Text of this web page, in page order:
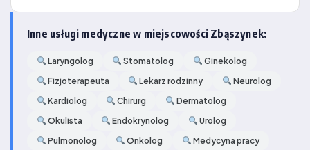
Inne usługi medyczne w miejscowości Zbąszynek:
Laryngolog Stomatolog
Ginekolog
Fizjoterapeuta
Lekarz rodzinny
Neurolog
Kardiolog
Chirurg
Dermatolog
Okulista
Endokrynolog
Urolog
Pulmonolog
Onkolog
Medycyna pracy